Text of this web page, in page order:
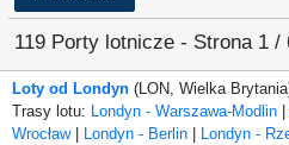
119 Porty lotnicze - Strona 1 /
Loty od Londyn (LON, Wielka
Trasy lotu: Londyn - Warszawa-Modlin |
Wrocław| Londyn - Berlin | Londyn -